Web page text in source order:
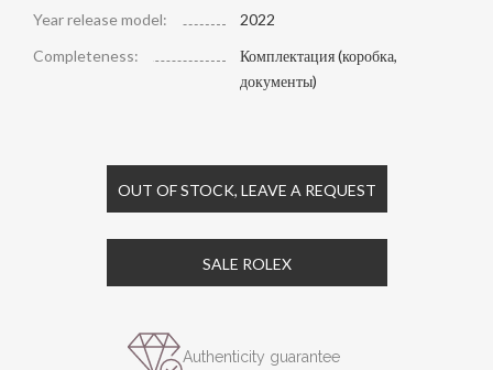
Year release model:
2022
Completeness:
Комплектация (коробка,
документы)
OUT OF STOCK, LEAVE A REQUEST
SALE ROLEX
Authenticity guarantee